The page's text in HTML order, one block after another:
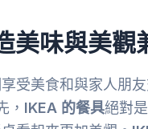
美味與美觀
受美食和與家人朋
， IKEA 的餐具絕對